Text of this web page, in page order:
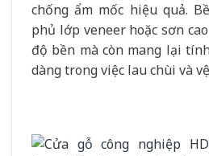
chống ẩm mốc hiệu quả.
phủ lớp veneer hoặc sơn
độ bền mà còn mang lại
dàng trong việc lau chùi và